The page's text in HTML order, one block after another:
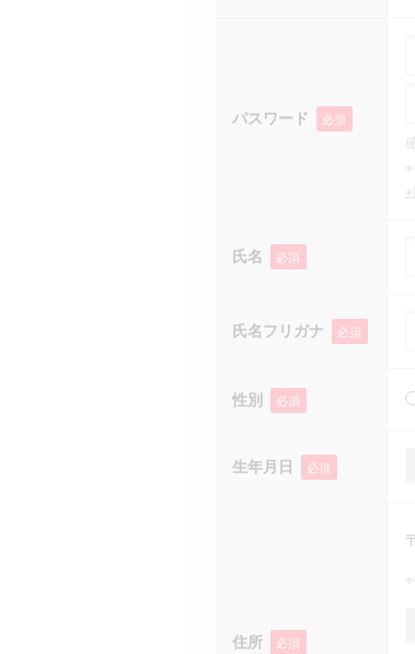
パスワード 必須
氏名 必須
氏名フリガナ 必須
性別 必須
生年月日 必須
住所 必須